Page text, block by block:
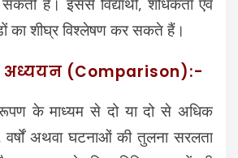
का शीघ्र विश्लेषण कर सकते हैं।
(Comparison):-
के माध्यम से दो या दो से अधिक
वर्षों अथवा घटनाओं की तुलना सरलता